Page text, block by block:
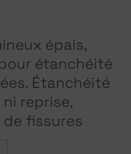
épais,
étanchéité
Étanchéité
reprise,
fissures